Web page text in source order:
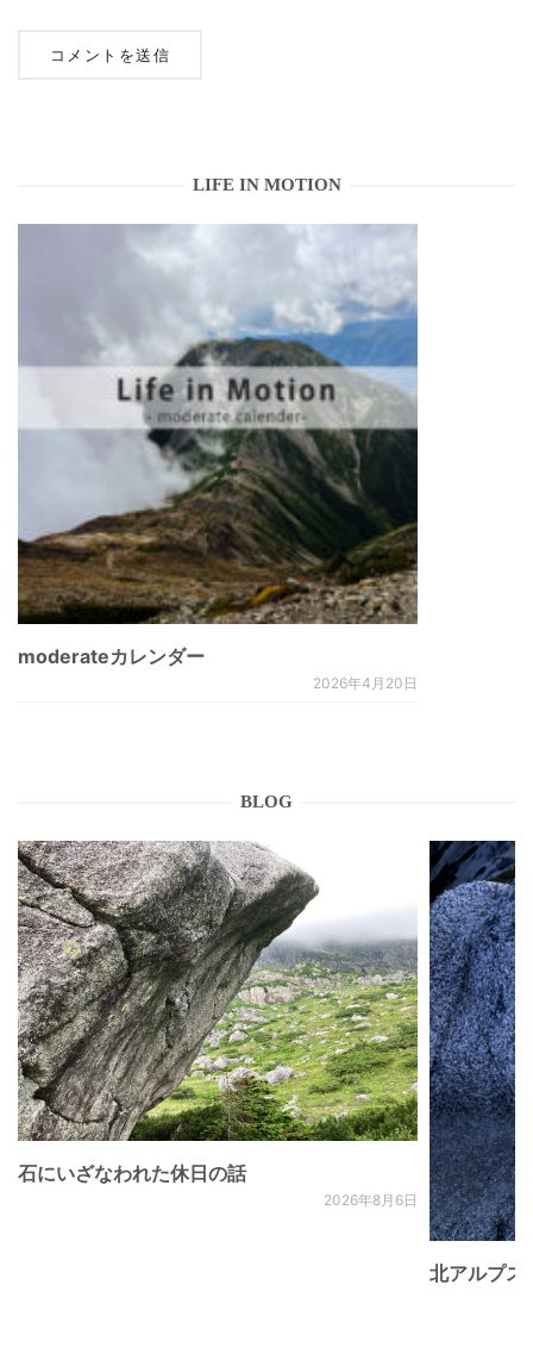
LIFE IN MOTION
moderateカレンダー
2026年4月20日
BLOG
石にいざなわれた休日の話
2026年8月6日
北アルプ